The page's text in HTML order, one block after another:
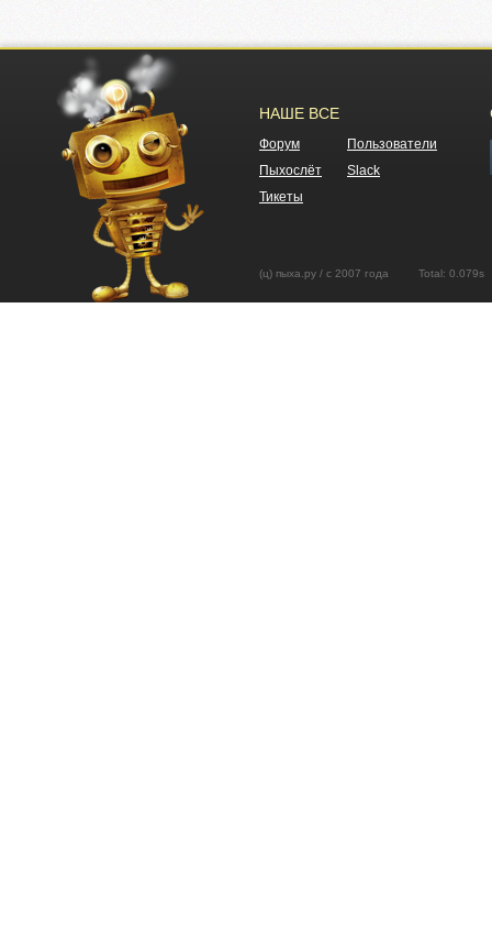
НАШЕ ВСЕ
Форум
Пользователи
Пыхослёт
Slack
Тикеты
(ц) пыха.ру / с 2007 года Total: